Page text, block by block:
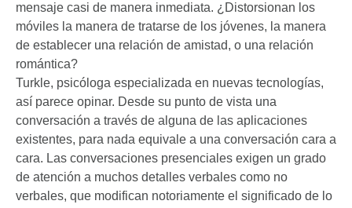
mensaje casi de manera inmediata. ¿Distorsionan los
móviles la manera de tratarse de los jóvenes, la manera
de establecer una relación de amistad, o una relación
romántica?
Turkle, psicóloga especializada en nuevas tecnologías,
así parece opinar. Desde su punto de vista una
conversación a través de alguna de las aplicaciones
existentes, para nada equivale a una conversación cara a
cara. Las conversaciones presenciales exigen un grado
de atención a muchos detalles verbales como no
verbales, que modifican notoriamente el significado de lo